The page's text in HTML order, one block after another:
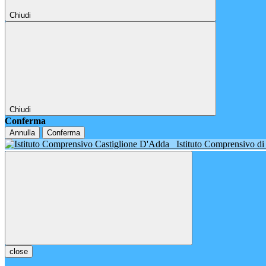
Chiudi
Chiudi
Conferma
Annulla Conferma
Istituto Comprensivo
close